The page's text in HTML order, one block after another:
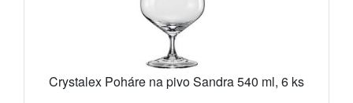
Crystalex Poháre na pivo Sandra 540 ml, 6 ks